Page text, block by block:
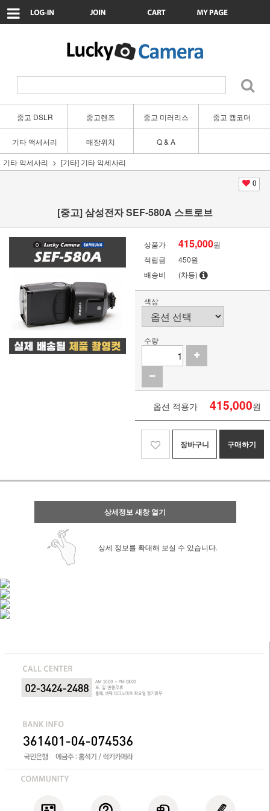
중고 DSLR 중고렌즈 중고 미러리스 중고 캠코더
기타 액세서리 매장위치
Q & A
기타 악세사리
[기타] 기타 악세사리
0
[중고] 삼성전자 SEF-580A 스트로브
상품가 415,000원
적립금
450원
배송비
(차등)
색상
수량
옵션 적용가 415,000원
장바구니 구매하기
상세정보 새창 열기
상세 정보를 확대해 보실 수 있습니다.